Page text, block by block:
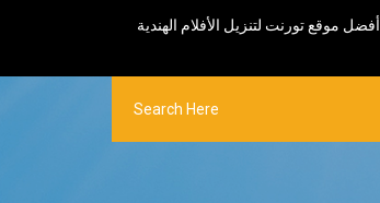
أفضل موقع تورنت لتنزيل الأفلام الهندية